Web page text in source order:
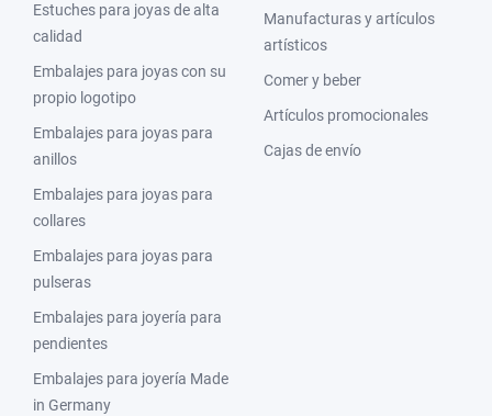
Estuches para joyas de alta
calidad
Embalajes para joyas con su
propio logotipo
Embalajes para joyas para
anillos
Embalajes para joyas para
collares
Embalajes para joyas para
pulseras
Embalajes para joyería para
pendientes
Embalajes para joyería Made
in Germany
Manufacturas y artículos
artísticos
Comer y beber
Artículos promocionales
Cajas de envío